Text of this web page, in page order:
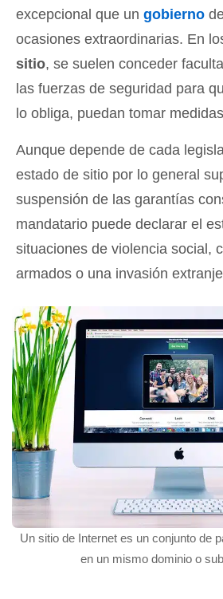
excepcional que un gobierno
ocasiones extraordinarias. En
sitio, se suelen conceder
las fuerzas de seguridad para
lo obliga, puedan tomar
Aunque depende de cada
estado de sitio por lo general
suspensión de las garantías
mandatario puede declarar el
situaciones de violencia social,
armados o una invasión
Un sitio de Internet es un conjunto de
en un mismo dominio o